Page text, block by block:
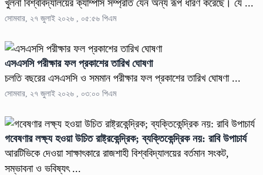
খুলনা বিশ্ববিদ্যালয়ের ক্যাম্পাস সম্প্রতি যেন অন্য রূপ ধারণ করেছে। যে ...
সোমবার, ২৭ জুলাই ২০২৬ , ০৫:৫৬ পিএম
এসএসসি পরীক্ষার ফল প্রকাশের তারিখ ঘোষণা
চলতি বছরের এসএসসি ও সমমান পরীক্ষার ফল প্রকাশের তারিখ ঘোষণা ...
সোমবার, ২৭ জুলাই ২০২৬ , ০৩:০০ পিএম
গবেষণার লক্ষ্য হওয়া উচিত রাষ্ট্রকেন্দ্রিক; ব্যক্তিকেন্দ্রিক নয়: রাবি উপাচার্য
আরটিভিকে দেওয়া সাক্ষাৎকারে রাজশাহী বিশ্ববিদ্যালয়ের বর্তমান সংকট,
সম্ভাবনা ও ভবিষ্যৎ ...